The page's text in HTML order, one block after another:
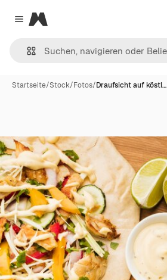
Close menu
Magnific
Startseite/Stock/Fotos/Draufsicht auf köstl…